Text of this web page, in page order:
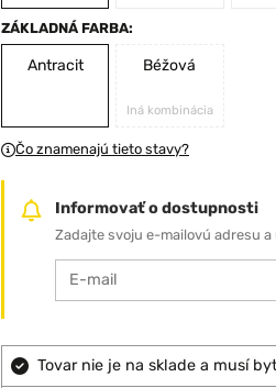
ZÁKLADNÁ FARBA:
Antracit Béžová
Iná kombinácia
Čo znamenajú tieto stavy?
Informovať o dostupnosti
Zadajte svoju e-mailovú adresu
Tovar nie je na sklade a musí